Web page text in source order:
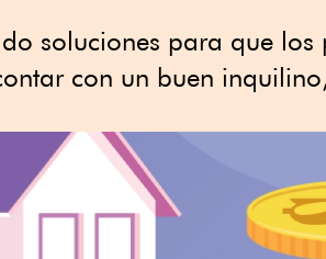
soluciones para que los
con un buen